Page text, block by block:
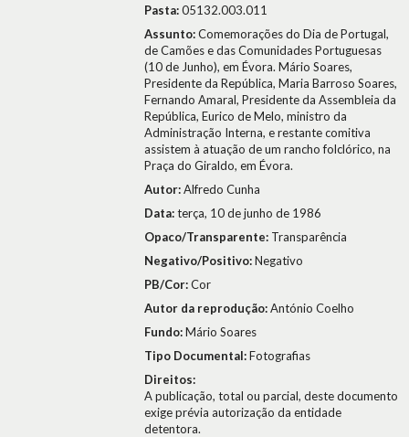
Pasta:05132.003.011
Assunto:Comemorações do Dia de Portugal,
de Camões e das Comunidades Portuguesas
(10 de Junho), em Évora. Mário Soares,
Presidente da República, Maria Barroso Soares,
Fernando Amaral, Presidente da Assembleia da
República, Eurico de Melo, ministro da
Administração Interna, e restante comitiva
assistem à atuação de um rancho folclórico, na
Praça do Giraldo, em Évora.
Autor:Alfredo Cunha
Data:terça, 10 de junho de 1986
Opaco/Transparente: Transparência
Negativo/Positivo:Negativo
PB/Cor:Cor
Autor da reprodução:António Coelho
Fundo:Mário Soares
Tipo Documental:Fotografias
Direitos:
A publicação, total ou parcial, deste documento
exige prévia autorização da entidade
detentora.